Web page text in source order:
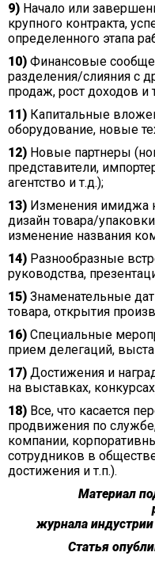
9) Начало или
крупного контракта,
определенного этапа
10) Финансовые
разделения/слияния с
продаж, рост доходов и
11) Капитальные
оборудование, новые
12) Новые партнеры
представители,
агентство и т.д.);
13) Изменения имиджа
дизайн товара/
изменение названия
14) Разнообразные
руководства,
15) Знаменательные
товара, открытия
16) Специальные
прием делегаций,
17) Достижения и
на выставках,
18) Все, что касается
продвижения по
компании,
сотрудников в
достижения и т.п.).
Материал
журнала индустрии
Статья